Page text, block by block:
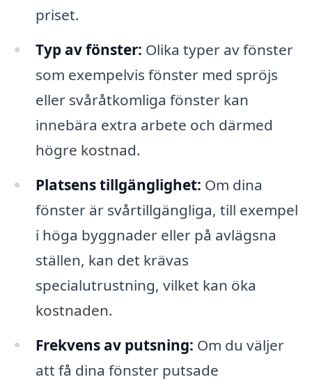
priset.
Typ av fönster: Olika typer av fönster
som exempelvis fönster med spröjs
eller svåråtkomliga fönster kan
innebära extra arbete och därmed
högre kostnad.
Platsens tillgänglighet: Om dina
fönster är svårtillgängliga, till exempel
i höga byggnader eller på avlägsna
ställen, kan det krävas
specialutrustning, vilket kan öka
kostnaden.
Frekvens av putsning: Om du väljer
att få dina fönster putsade